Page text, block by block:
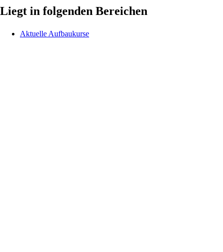
Liegt in folgenden Bereichen
Aktuelle Aufbaukurse